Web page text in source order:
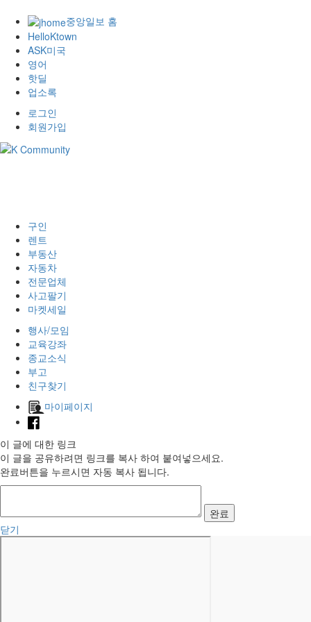
중앙일보 홈
HelloKtown
ASK미국
영어
핫딜
업소록
로그인
회원가입
구인
렌트
부동산
자동차
전문업체
사고팔기
마켓세일
행사/모임
교육강좌
종교소식
부고
친구찾기
마이페이지
이 글에 대한 링크
이 글을 공유하려면 링크를 복사 하여 붙여넣으세요.
완료버튼을 누르시면 자동 복사 됩니다.
완료
닫기